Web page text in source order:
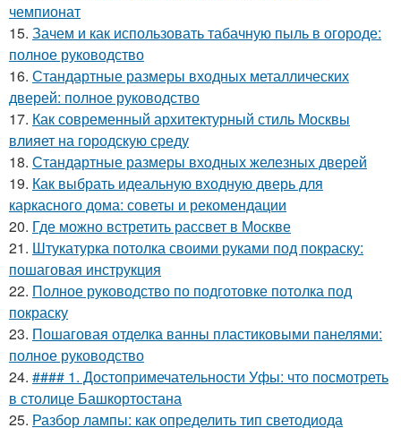
чемпионат
15. Зачем и как использовать табачную пыль в огороде:
полное руководство
16. Стандартные размеры входных металлических
дверей: полное руководство
17. Как современный архитектурный стиль Москвы
влияет на городскую среду
18. Стандартные размеры входных железных дверей
19. Как выбрать идеальную входную дверь для
каркасного дома: советы и рекомендации
20. Где можно встретить рассвет в Москве
21. Штукатурка потолка своими руками под покраску:
пошаговая инструкция
22. Полное руководство по подготовке потолка под
покраску
23. Пошаговая отделка ванны пластиковыми панелями:
полное руководство
24. #### 1. Достопримечательности Уфы: что посмотреть
в столице Башкортостана
25. Разбор лампы: как определить тип светодиода